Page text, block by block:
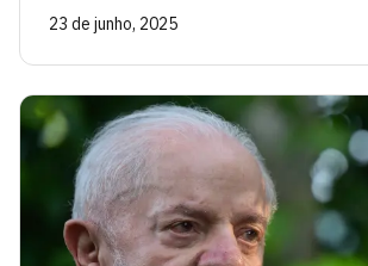
23 de junho, 2025